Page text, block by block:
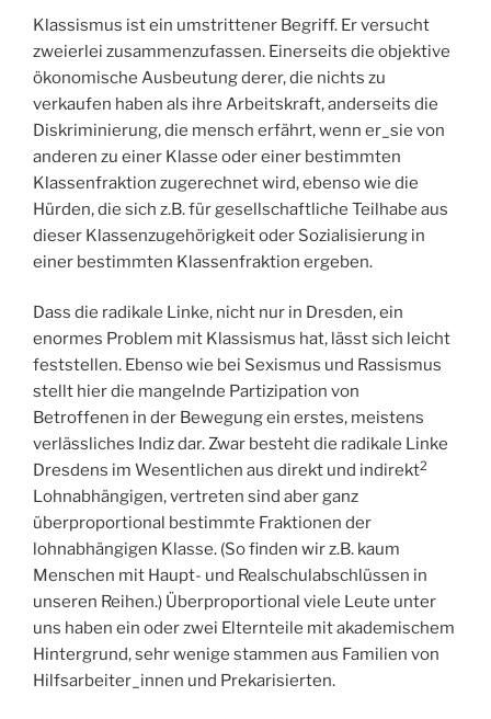
Klassismus ist ein umstrittener Begriff. Er versucht
zweierlei zusammenzufassen. Einerseits die objektive
ökonomische Ausbeutung derer, die nichts zu
verkaufen haben als ihre Arbeitskraft, anderseits die
Diskriminierung, die mensch erfährt, wenn er_sie von
anderen zu einer Klasse oder einer bestimmten
Klassenfraktion zugerechnet wird, ebenso wie die
Hürden, die sich z.B. für gesellschaftliche Teilhabe aus
dieser Klassenzugehörigkeit oder Sozialisierung in
einer bestimmten Klassenfraktion ergeben.
Dass die radikale Linke, nicht nur in Dresden, ein
enormes Problem mit Klassismus hat, lässt sich leicht
feststellen. Ebenso wie bei Sexismus und Rassismus
stellt hier die mangelnde Partizipation von
Betroffenen in der Bewegung ein erstes, meistens
verlässliches Indiz dar. Zwar besteht die radikale Linke
Dresdens im Wesentlichen aus direkt und indirekt2
Lohnabhängigen, vertreten sind aber ganz
überproportional bestimmte Fraktionen der
lohnabhängigen Klasse. (So finden wir z.B. kaum
Menschen mit Haupt- und Realschulabschlüssen in
unseren Reihen.) Überproportional viele Leute unter
uns haben ein oder zwei Elternteile mit akademischem
Hintergrund, sehr wenige stammen aus Familien von
Hilfsarbeiter_innen und Prekarisierten.